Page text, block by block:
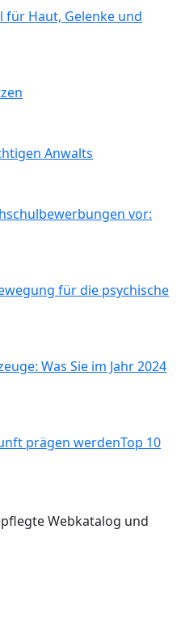
für Haut, Gelenke und
Anwalts
vor:
für die psychische
Was Sie im Jahr 2024
prägen werdenTop 10
Webkatalog und